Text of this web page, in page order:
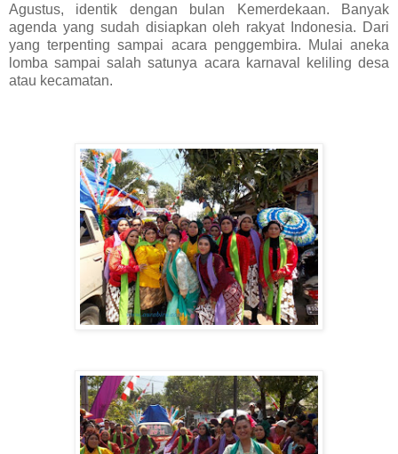
Agustus, identik dengan bulan Kemerdekaan. Banyak
agenda yang sudah disiapkan oleh rakyat Indonesia. Dari
yang terpenting sampai acara penggembira. Mulai aneka
lomba sampai salah satunya acara karnaval keliling desa
atau kecamatan.